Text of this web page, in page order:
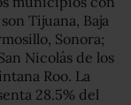
Tijuana, Baja
Sonora;
Nicolás de los
Roo. La
28.5% del